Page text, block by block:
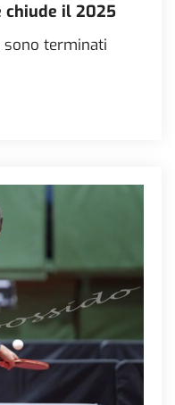
chiude il 2025
sono terminati